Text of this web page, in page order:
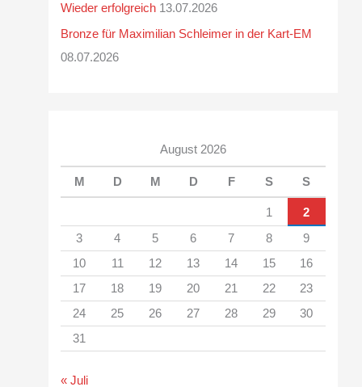
Wieder erfolgreich 13.07.2026
Bronze für Maximilian Schleimer in der Kart-EM
08.07.2026
August 2026
M D M D F S S
1
2
3
4 5 6 7 8
9
10
11 12 13 14 15
16
17
18 19 20 21 22
23
24
25 26 27 28 29
30
31
« Juli